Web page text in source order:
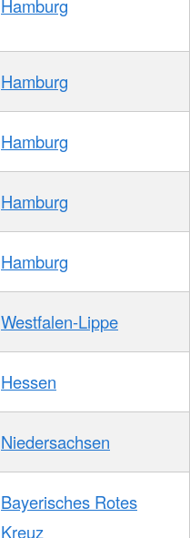
Hamburg
Hamburg
Hamburg
Hamburg
Hamburg
Westfalen-Lippe
Hessen
Niedersachsen
Bayerisches Rotes
Kreuz